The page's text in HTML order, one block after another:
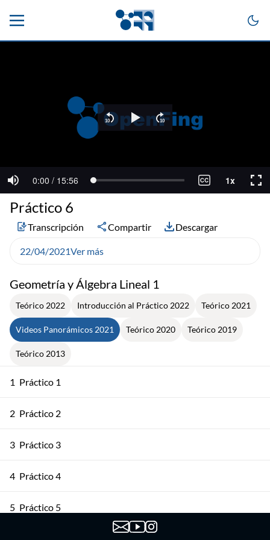
Geometría y Álgebra Lineal 1
Teórico 2022 Introducción al Práctico 2022 Teórico 2021
Videos Panorámicos 2021 Teórico 2020 Teórico 2019
Teórico 2013
1 Práctico 1
2 Práctico 2
3 Práctico 3
4 Práctico 4
5 Práctico 5
Práctico 6
Transcripción Compartir Descargar
22/04/2021Ver más